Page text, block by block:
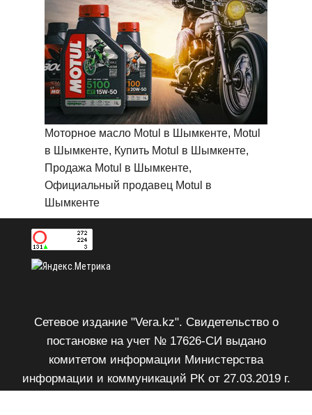
Моторное масло Motul в Шымкенте, Motul
в Шымкенте, Купить Motul в Шымкенте,
Продажа Motul в Шымкенте,
Официальный продавец Motul в
Шымкенте
Сетевое издание "Vera.kz". Свидетельство о
постановке на учет № 17626-СИ выдано
комитетом информации Министерства
информации и коммуникаций РК от 27.03.2019 г.